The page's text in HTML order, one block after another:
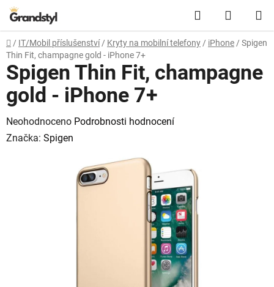
Přejít na obsah Hledat
Domů
/ IT/Mobil příslušenství / Kryty na mobilní telefony / iPhone / Spigen
Thin Fit, champagne gold - iPhone 7+
Spigen Thin Fit, champagne
gold - iPhone 7+
Průměrné hodnocení produktu je 0,0 z 5 hvězdiček.
Neohodnoceno Podrobnosti hodnocení
Značka: Spigen